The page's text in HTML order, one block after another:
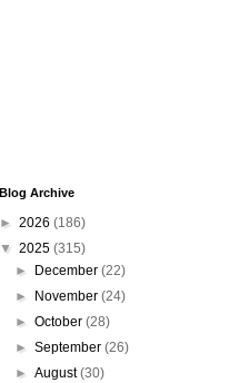
Blog Archive
► 2026 (186)
▼ 2025 (315)
►
December (22)
►
November (24)
► October (28)
► September (26)
► August(30)